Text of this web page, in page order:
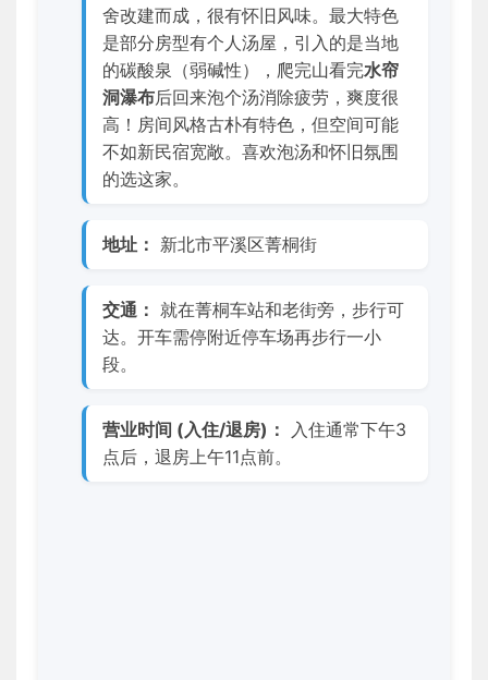
舍改建而成，很有怀旧风味。最大特色
是部分房型有个人汤屋，引入的是当地
的碳酸泉（弱碱性），爬完山看完水帘
洞瀑布后回来泡个汤消除疲劳，爽度很
高！房间风格古朴有特色，但空间可能
不如新民宿宽敞。喜欢泡汤和怀旧氛围
的选这家。
地址： 新北市平溪区菁桐街
交通： 就在菁桐车站和老街旁，步行可
达。开车需停附近停车场再步行一小
段。
营业时间 (入住/退房)：
入住通常下午3
点后，退房上午11点前。